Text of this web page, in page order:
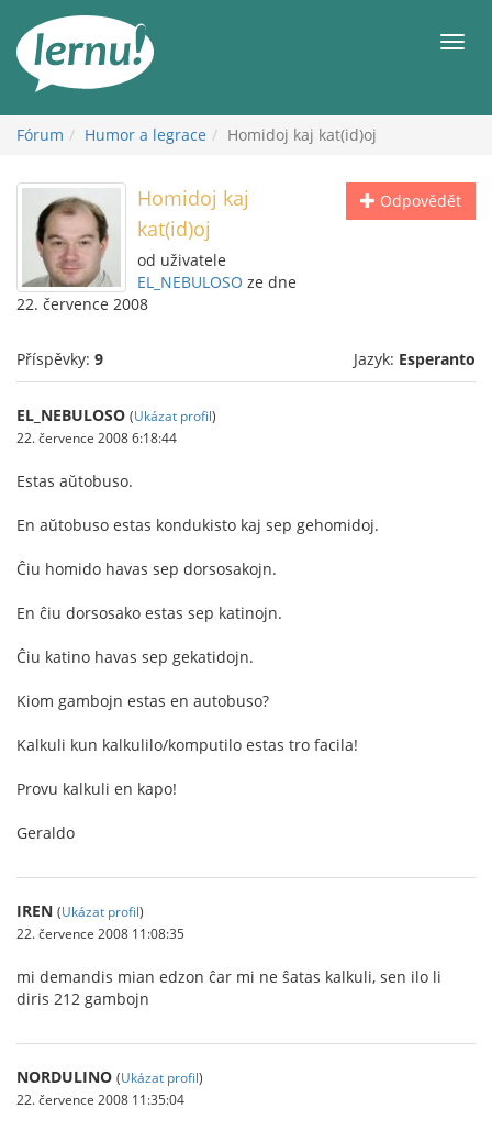
obsahu
Fórum Humor a legrace Homidoj kaj kat(id)oj
Odpovědět
Homidoj kaj
kat(id)oj
od uživatele
EL_NEBULOSO ze dne
22. července 2008
Příspěvky: 9 Jazyk: Esperanto
EL_NEBULOSO (Ukázat profil)
22. července 2008 6:18:44
Estas aŭtobuso.
En aŭtobuso estas kondukisto kaj sep gehomidoj.
Ĉiu homido havas sep dorsosakojn.
En ĉiu dorsosako estas sep katinojn.
Ĉiu katino havas sep gekatidojn.
Kiom gambojn estas en autobuso?
Kalkuli kun kalkulilo/komputilo estas tro facila!
Provu kalkuli en kapo!
Geraldo
IREN (Ukázat profil)
22. července 2008 11:08:35
mi demandis mian edzon ĉar mi ne ŝatas kalkuli, sen ilo li
diris 212 gambojn
NORDULINO (Ukázat profil)
22. července 2008 11:35:04